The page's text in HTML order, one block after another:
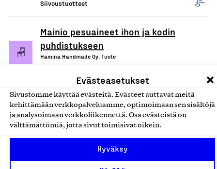
Evästeasetukset
Sivustomme käyttää evästeitä. Evästeet auttavat meitä
kehittämään verkkopalveluamme, optimoimaan sen sisältöjä
ja analysoimaan verkkoliikennettä. Osa evästeistä on
välttämättömiä, jotta sivut toimisivat oikein.
Hyväksy
Siivoustuotteet
Mainio pesuaineet ihon ja kodin
puhdistukseen
Hamina Handmade Oy, Tuote
Ecotex/Devteks kuituliinat
Tekslund Oy, Tuote
Siivoustuotteet
Arkivé Care -tahrasaippua